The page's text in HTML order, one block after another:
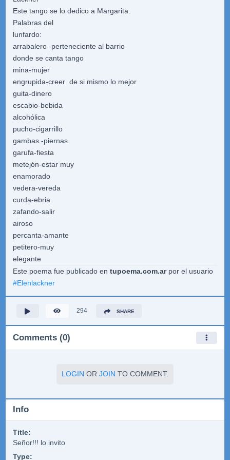
Este tango se lo dedico a Margarita.
Palabras del
lunfardo:
arrabalero -perteneciente al barrio
donde se canta tango
mina-mujer
engrupida-creer de si mismo lo mejor
guita-dinero
escabio-bebida
alcohólica
pucho-cigarrillo
gambas -piernas
garufa-fiesta
metejón-estar muy
enamorado
vedera-vereda
curda-ebria
zafando-salir
airoso
percanta-amante
petitero-muy
elegante
Este poema fue publicado en tupoema.com.arpor el usuario
#Elenlackner
294 SHARE
Comments (0)
LOGIN OR JOIN TO COMMENT.
Info
Title:
Señor!!! lo invito
Type: